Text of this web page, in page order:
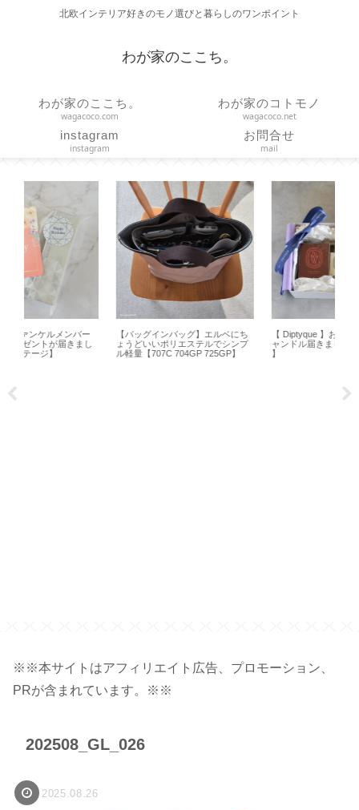
北欧インテリア好きのモノ選びと暮らしのワンポイント
わが家のここち。
わが家のここち。
wagacoco.com
わが家のコトモノ
wagacoco.net
instagram
instagram
お問合せ
mail
【バッグインバッグ】エルベにち
ょうどいいポリエステルでシンプ
ル軽量【707C 704GP 725GP】
【 Diptyque 】お誕生日限定特典キ
ャンドル届きました【 Figuier 70ｇ
】
※※本サイトはアフィリエイト広告、プロモーション、
PRが含まれています。※※
202508_GL_026
2025.08.26